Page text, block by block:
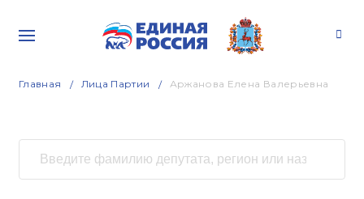
Главная Лица Партии Аржанова Елена Валерьевна